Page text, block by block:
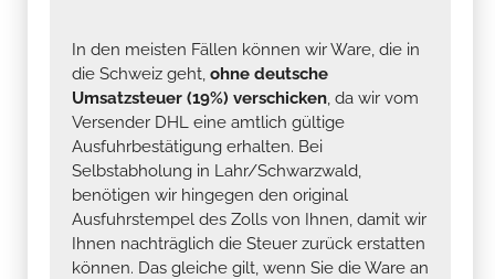
In den meisten Fällen können wir Ware, die in
die Schweiz geht, ohne deutsche
Umsatzsteuer (19%) verschicken, da wir vom
Versender DHL eine amtlich gültige
Ausfuhrbestätigung erhalten. Bei
Selbstabholung in Lahr/Schwarzwald,
benötigen wir hingegen den original
Ausfuhrstempel des Zolls von Ihnen, damit wir
Ihnen nachträglich die Steuer zurück erstatten
können. Das gleiche gilt, wenn Sie die Ware an